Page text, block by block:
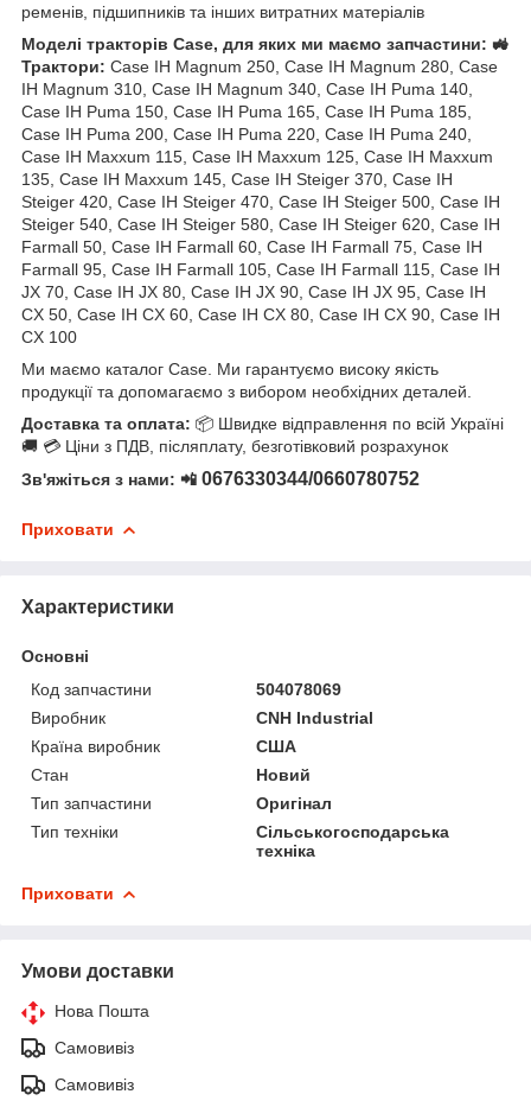
ременів, підшипників та інших витратних матеріалів
Моделі тракторів Case, для яких ми маємо запчастини: 🚜
Трактори: Case IH Magnum 250, Case IH Magnum 280, Case
IH Magnum 310, Case IH Magnum 340, Case IH Puma 140,
Case IH Puma 150, Case IH Puma 165, Case IH Puma 185,
Case IH Puma 200, Case IH Puma 220, Case IH Puma 240,
Case IH Maxxum 115, Case IH Maxxum 125, Case IH Maxxum
135, Case IH Maxxum 145, Case IH Steiger 370, Case IH
Steiger 420, Case IH Steiger 470, Case IH Steiger 500, Case IH
Steiger 540, Case IH Steiger 580, Case IH Steiger 620, Case IH
Farmall 50, Case IH Farmall 60, Case IH Farmall 75, Case IH
Farmall 95, Case IH Farmall 105, Case IH Farmall 115, Case IH
JX 70, Case IH JX 80, Case IH JX 90, Case IH JX 95, Case IH
CX 50, Case IH CX 60, Case IH CX 80, Case IH CX 90, Case IH
CX 100
Ми маємо каталог Case. Ми гарантуємо високу якість
продукції та допомагаємо з вибором необхідних деталей.
Доставка та оплата: 📦 Швидке відправлення по всій Україні
🚚 💳 Ціни з ПДВ, післяплату, безготівковий розрахунок
Зв'яжіться з нами: 📲 0676330344/0660780752
Приховати
Характеристики
Основні
Код запчастини
504078069
Виробник
CNH Industrial
Країна виробник
США
Стан
Новий
Тип запчастини
Оригінал
Тип техніки
Сільськогосподарська
техніка
Приховати
Умови доставки
Нова Пошта
Самовивіз
Самовивіз